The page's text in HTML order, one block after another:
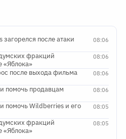
08:06
после атаки
08:06
фракций
«Яблока»
08:06
после выхода фильма
08:06
помочь продавцам
08:05
помочь Wildberries и его
08:05
фракций
«Яблока»